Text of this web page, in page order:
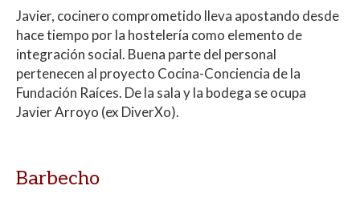
Javier, cocinero comprometido lleva apostando desde
hace tiempo por la hostelería como elemento de
integración social. Buena parte del personal
pertenecen al proyecto Cocina-Conciencia de la
Fundación Raíces. De la sala y la bodega se ocupa
Javier Arroyo (ex DiverXo).
Barbecho